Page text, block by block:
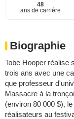
48
ans de carrière
Biographie
Tobe Hooper réalise
trois ans avec une
que professeur
Massacre à la
(environ 80 000 $),
réalisateurs au